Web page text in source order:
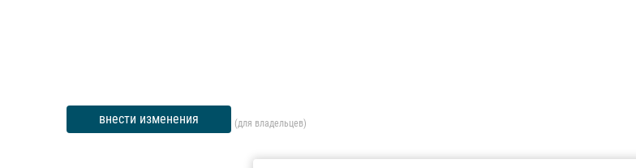
внести изменения (для владельцев)